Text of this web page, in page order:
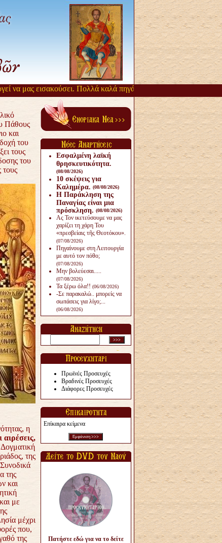
μας εισακούσει. Πολλά καλά πηγάζουν, από την αργοπορία αυτή.
Πάθους
και
του
τους
του
τους
η
αιρέσεις,
της
της
και
με
μέχρι
που,
της
Εσφαλμένη λαϊκή
θρησκευτικότητα.
(08/08/2026)
10 σκέψεις για
Καλημέρα. (08/08/2026)
Η Παράκληση της
Παναγίας είναι μια
πρόσκληση. (08/08/2026)
Ας Τον ικετεύσουμε να μας
χαρίζει τη χάρη Του
«πρεσβείαις τῆς Θεοτόκου».
(07/08/2026)
Πηγαίνουμε στη Λειτουργία
με αυτό τον πόθο;
(07/08/2026)
Μην βολεύεσαι.....
(07/08/2026)
Τα ξέρω όλα!! (06/08/2026)
-Σε παρακαλώ.. μπορείς να
σωπάσεις για λίγο;...
(06/08/2026)
Πρωϊνές Προσευχές
Βραδινές Προσευχές
Διάφορες Προσευχές
Επίκαιρα κείμενα
Πατήστε εδώ για να το δείτε